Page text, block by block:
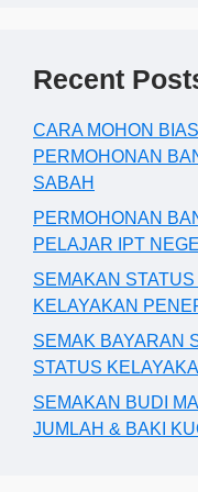
Recent
CARA MOHON
PERMOHONAN
SABAH
PERMOHONAN
PELAJAR IPT
SEMAKAN
KELAYAKAN
SEMAK BAYARAN
STATUS
SEMAKAN BUDI
JUMLAH & BAKI